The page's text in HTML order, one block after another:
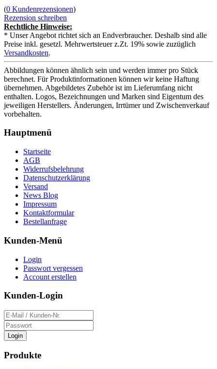
(0 Kundenrezensionen)
Rezension schreiben
Rechtliche Hinweise:
* Unser Angebot richtet sich an Endverbraucher. Deshalb sind alle
Preise inkl. gesetzl. Mehrwertsteuer z.Zt. 19% sowie zuzüglich
Versandkosten.
Abbildungen können ähnlich sein und werden immer pro Stück
berechnet. Für Produktinformationen können wir keine Haftung
übernehmen. Abgebildetes Zubehör ist im Lieferumfang nicht
enthalten. Logos, Bezeichnungen und Marken sind Eigentum des
jeweiligen Herstellers. Änderungen, Irrtümer und Zwischenverkauf
vorbehalten.
Hauptmenü
Startseite
AGB
Widerrufsbelehrung
Datenschutzerklärung
Versand
News Blog
Impressum
Kontaktformular
Bestellanfrage
Kunden-Menü
Login
Passwort vergessen
Account erstellen
Kunden-Login
Login
Produkte